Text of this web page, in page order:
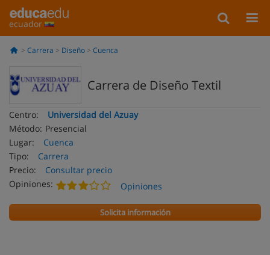
ecuador
Carrera Diseño Cuenca
Carrera de Diseño Textil
Centro:
Universidad del Azuay
Método: Presencial
Lugar:
Cuenca
Tipo:
Carrera
Precio:
Consultar precio
Opiniones:
Opiniones
Solicita información